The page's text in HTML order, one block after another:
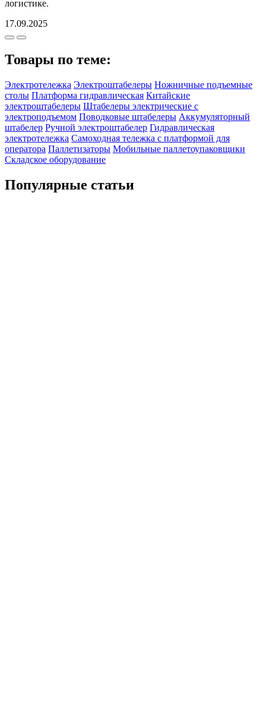
логистике.
17.09.2025
Товары по теме:
Электротележка Электроштабелеры Ножничные подъемные
столы Платформа гидравлическая Китайские
электроштабелеры Штабелеры электрические с
электроподъемом Поводковые штабелеры Аккумуляторный
штабелер Ручной электроштабелер Гидравлическая
электротележка Самоходная тележка с платформой для
оператора Паллетизаторы Мобильные паллетоупаковщики
Складское оборудование
Популярные статьи